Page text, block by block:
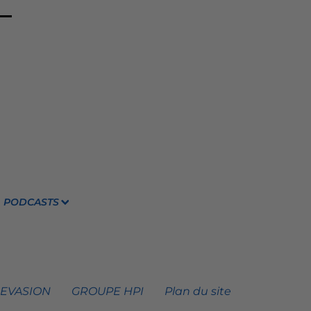
PODCASTS
GROUPE HPI Plan du site